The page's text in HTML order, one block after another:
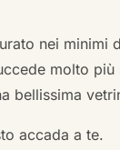
nei minimi
molto
bellissima
accada a te.